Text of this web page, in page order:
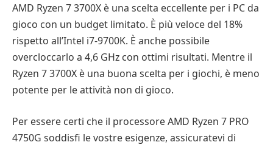
AMD Ryzen 7 3700X è una scelta eccellente per i PC da
gioco con un budget limitato. È più veloce del 18%
rispetto all’Intel i7-9700K. È anche possibile
overcloccarlo a 4,6 GHz con ottimi risultati. Mentre il
Ryzen 7 3700X è una buona scelta per i giochi, è meno
potente per le attività non di gioco.
Per essere certi che il processore AMD Ryzen 7 PRO
4750G soddisfi le vostre esigenze, assicuratevi di